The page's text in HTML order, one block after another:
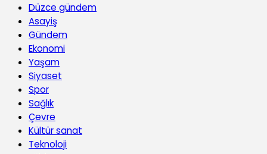
Düzce gündem
Asayiş
Gündem
Ekonomi
Yaşam
Siyaset
Spor
Sağlık
Çevre
Kültür sanat
Teknoloji